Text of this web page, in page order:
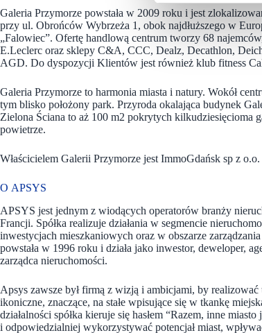
Galeria Przymorze powstała w 2009 roku i jest
przy ul. Obrońców Wybrzeża 1, obok najdłuższego w
„Falowiec”. Ofertę handlową centrum tworzy 68
E.Leclerc oraz sklepy C&A, CCC, Dealz, Decathlon,
AGD. Do dyspozycji Klientów jest również klub fitness
Galeria Przymorze to harmonia miasta i natury. Wokół
tym blisko położony park. Przyroda okalająca budynek
Zielona Ściana to aż 100 m2 pokrytych kilkudziesięcioma
powietrze.
Właścicielem Galerii Przymorze jest ImmoGdańsk sp z
O APSYS
APSYS jest jednym z wiodących operatorów branży
Francji. Spółka realizuje działania w segmencie
inwestycjach mieszkaniowych oraz w obszarze
powstała w 1996 roku i działa jako inwestor, deweloper,
zarządca nieruchomości.
Apsys zawsze byłfirmą z wizją i ambicjami, by realizować
ikoniczne, znaczące, na stałe wpisujące się w tkankę
działalności spółka kieruje się hasłem “Razem, inne
i odpowiedzialniej wykorzystywać potencjał miast,